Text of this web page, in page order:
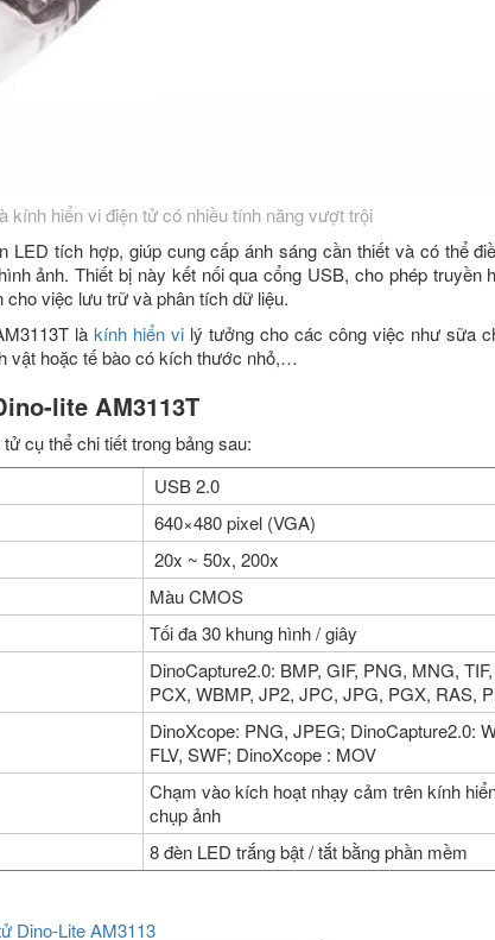
kính hiển vi điện tử có nhiều tính năng vượt trội
LED tích hợp, giúp cung cấp ánh sáng cần thiết và có thể
ảnh. Thiết bị này kết nối qua cổng USB, cho phép truyền
việc lưu trữ và phân tích dữ liệu.
làkính hiển vi lý tưởng cho các công việc như sữa
vật hoặc tế bào có kích thước nhỏ,…
lite AM3113T
cụ thể chi tiết trong bảng sau:
USB 2.0
640×480 pixel (VGA)
20x ~ 50x, 200x
Màu CMOS
Tối đa 30 khung hình / giây
DinoCapture2.0: BMP, GIF, PNG, MNG,
PCX, WBMP, JP2, JPC, JPG, PGX, RAS,
DinoXcope: PNG, JPEG; DinoCapture2.0:
FLV, SWF; DinoXcope : MOV
Chạm vào kích hoạt nhạy cảm trên kính
chụp ảnh
8 đèn LED trắng bật / tắt bằng phần mềm
Dino-Lite AM3113